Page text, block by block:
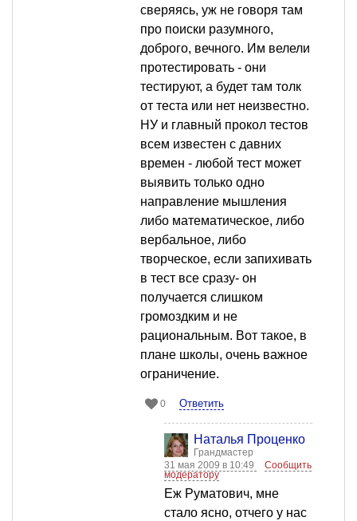
сверяясь, уж не говоря там
про поиски разумного,
доброго, вечного. Им велели
протестировать - они
тестируют, а будет там толк
от теста или нет неизвестно.
НУ и главный прокол тестов
всем известен с давних
времен - любой тест может
выявить только одно
направление мышления
либо математическое, либо
вербальное, либо
творческое, если запихивать
в тест все сразу- он
получается слишком
громоздким и не
рациональным. Вот такое, в
плане школы, очень важное
ограничение.
0 Ответить
Наталья Проценко
Грандмастер
31 мая 2009 в 10:49
Сообщить
модератору
Еж Руматович, мне
стало ясно, отчего у нас